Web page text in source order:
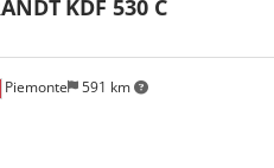
Piemonte 591 km
KDF 530 C